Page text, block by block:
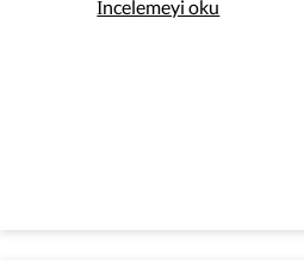
İncelemeyi oku